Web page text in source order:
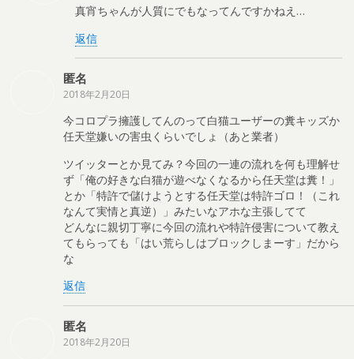
真宵ちゃんが人質にでもなってんですかねえ…
返信
匿名
2018年2月20日
今コロプラ擁護してんのって白猫ユーザーの糞キッズか
任天堂嫌いの害虫くらいでしょ（あと業者）
ツイッターとか見てみ？今回の一連の流れを何も理解せ
ず「俺の好きな白猫が遊べなくなるから任天堂は糞！」
とか「特許で儲けようとする任天堂は特許ゴロ！（これ
なんて実情と真逆）」みたいなアホな主張してて
どんなに親切丁寧に今回の流れや特許侵害について教え
てもらっても「はい荒らしはブロックしまーす」だから
な
返信
匿名
2018年2月20日